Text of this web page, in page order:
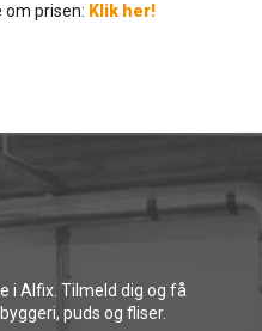
om prisen: Klik her!
i Alfix. Tilmeld dig og få
puds og fliser.